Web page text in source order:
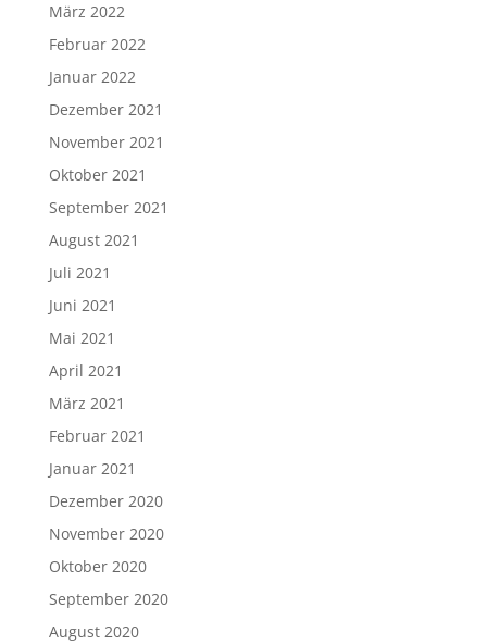
März 2022
Februar 2022
Januar 2022
Dezember 2021
November 2021
Oktober 2021
September 2021
August 2021
Juli 2021
Juni 2021
Mai 2021
April 2021
März 2021
Februar 2021
Januar 2021
Dezember 2020
November 2020
Oktober 2020
September 2020
August 2020